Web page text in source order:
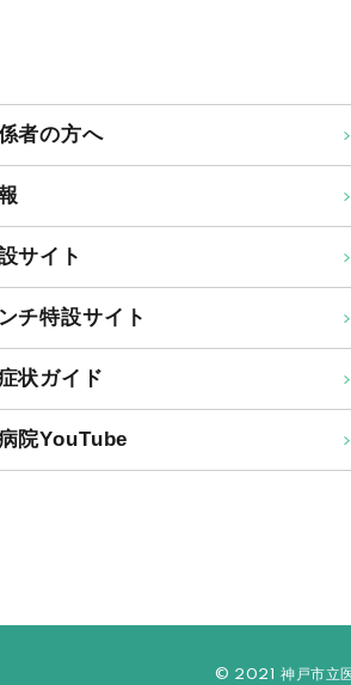
者の方へ
サイト
チ特設サイト
状ガイド
院YouTube
© 2021 神戸市立